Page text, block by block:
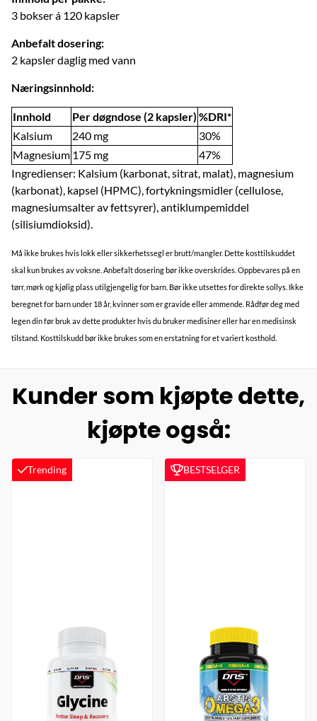
3 bokser á 120 kapsler
Anbefalt dosering:
2 kapsler daglig med vann
Næringsinnhold:
Innhold Per døgndose (2 kapsler) %DRI*
Kalsium
240 mg
30%
Magnesium 175 mg
47%
Ingredienser: Kalsium (karbonat, sitrat, malat), magnesium
(karbonat), kapsel (HPMC), fortykningsmidler (cellulose,
magnesiumsalter av fettsyrer), antiklumpemiddel
(silisiumdioksid).
Må ikke brukes hvis lokk eller sikkerhetssegl er brutt/mangler. Dette kosttilskuddet
skal kun brukes av voksne. Anbefalt dosering bør ikke overskrides. Oppbevares på en
tørr, mørk og kjølig plass utilgjengelig for barn. Bør ikke utsettes for direkte sollys. Ikke
beregnet for barn under 18 år, kvinner som er gravide eller ammende. Rådfør deg med
legen din før bruk av dette produkter hvis du bruker medisiner eller har en medisinsk
tilstand. Kosttilskudd bør ikke brukes som en erstatning for et variert kosthold.
Kunder som kjøpte dette,
kjøpte også:
Trending BESTSELGER